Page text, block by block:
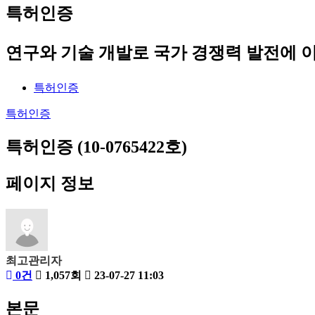
특허인증
연구와 기술 개발로 국가 경쟁력 발전에
특허인증
특허인증
특허인증 (10-0765422호)
페이지 정보
최고관리자
0건
1,057회 23-07-27 11:03
본문